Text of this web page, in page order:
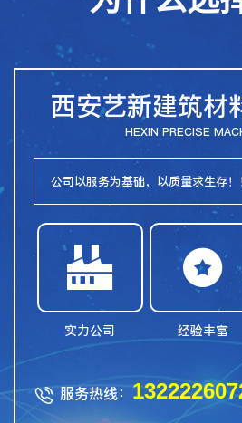
西安艺新建筑材
HEXIN PRECISE
公司以服务为基础，以质量求生存！

实力公司

经验丰富
 服务热线：